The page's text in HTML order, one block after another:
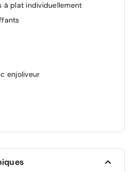
à plat individuellement
enjoliveur